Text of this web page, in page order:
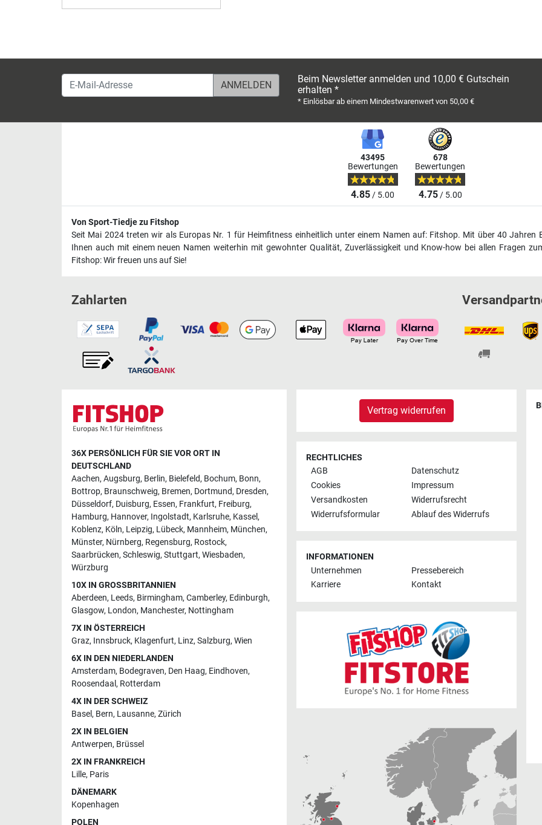
E-Mail-Adresse
Beim Newsletter anmelden und 10,00 € Gutschein
erhalten *
* Einlösbar ab einem Mindestwarenwert von 50,00 €
43495
Bewertungen
4.85/ 5.00
678
Bewertungen
4.75/ 5.00
Von Sport-Tiedje zu Fitshop
Seit Mai 2024 treten wir als Europas Nr. 1 für Heimfitness einheitlich unter einem Namen auf: Fitshop. Mit über 40
Ihnen auch mit einem neuen Namen weiterhin mit gewohnter Qualität, Zuverlässigkeit und Know-how bei allen Fragen
Fitshop: Wir freuen uns auf Sie!
Zahlarten
36X PERSÖNLICH FÜR SIE VOR ORT IN
DEUTSCHLAND
Aachen, Augsburg, Berlin, Bielefeld, Bochum, Bonn,
Bottrop, Braunschweig, Bremen, Dortmund, Dresden,
Düsseldorf, Duisburg, Essen, Frankfurt, Freiburg,
Hamburg, Hannover, Ingolstadt, Karlsruhe, Kassel,
Koblenz, Köln, Leipzig, Lübeck, Mannheim, München,
Münster, Nürnberg, Regensburg, Rostock,
Saarbrücken, Schleswig, Stuttgart, Wiesbaden,
Würzburg
10X IN GROSSBRITANNIEN
Aberdeen, Leeds, Birmingham, Camberley, Edinburgh,
Glasgow, London, Manchester, Nottingham
7X IN ÖSTERREICH
Graz, Innsbruck, Klagenfurt, Linz, Salzburg, Wien
6X IN DEN NIEDERLANDEN
Amsterdam, Bodegraven, Den Haag, Eindhoven,
Roosendaal , Rotterdam
4X IN DER SCHWEIZ
Basel, Bern, Lausanne, Zürich
2X IN BELGIEN
Antwerpen, Brüssel
2X IN FRANKREICH
Lille, Paris
DÄNEMARK
Kopenhagen
POLEN
Vertrag widerrufen
RECHTLICHES
AGB
Datenschutz
Cookies
Impressum
Versandkosten
Widerrufsrecht
Widerrufsformular
Ablauf des Widerrufs
INFORMATIONEN
Unternehmen
Pressebereich
Karriere
Kontakt